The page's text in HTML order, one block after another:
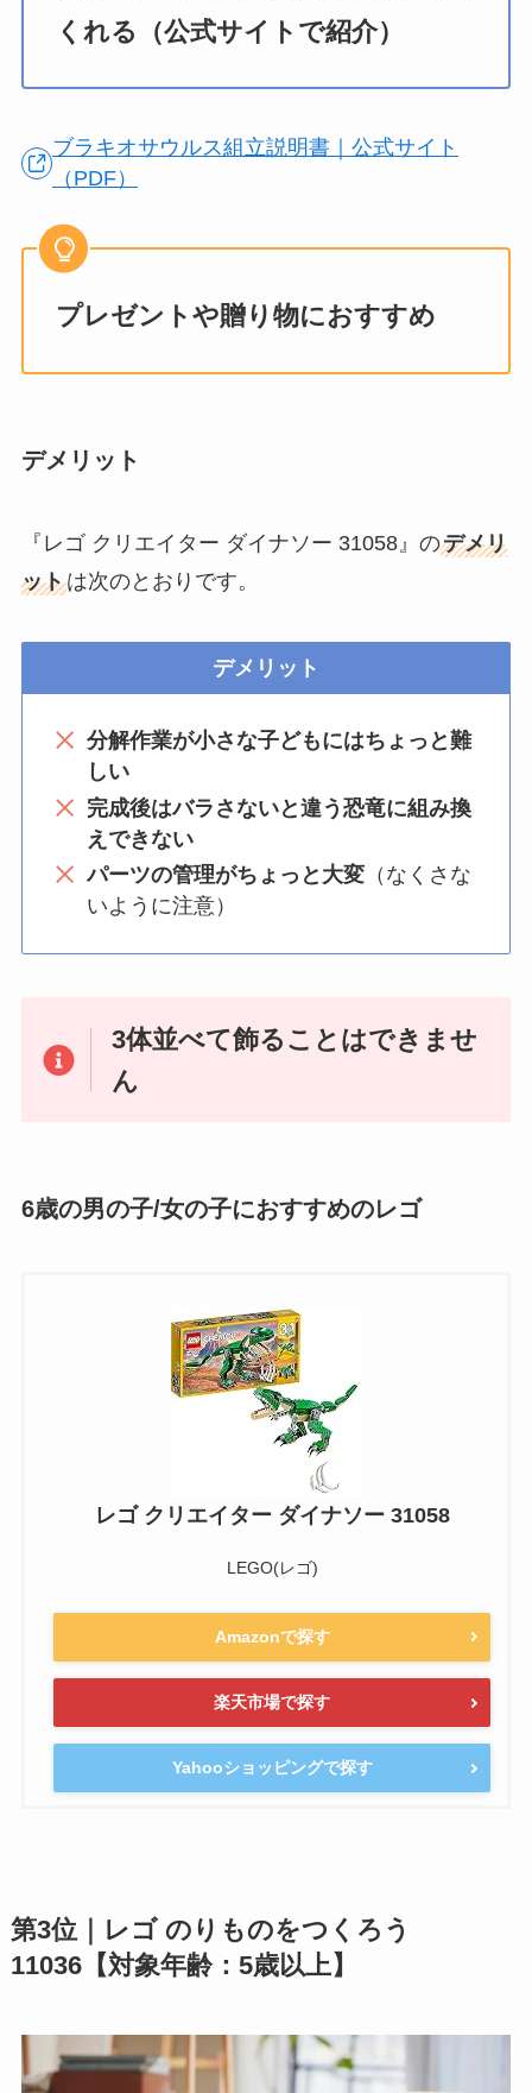
くれる（公式サイトで紹介）
ブラキオサウルス組立説明書｜公式サイト
（PDF）
プレゼントや贈り物におすすめ
デメリット
『レゴ クリエイター ダイナソー 31058』のデメリ
ットは次のとおりです。
デメリット
分解作業が小さな子どもにはちょっと難
しい
完成後はバラさないと違う恐竜に組み換
えできない
パーツの管理がちょっと大変（なくさな
いように注意）
3体並べて飾ることはできませ
ん
6歳の男の子/女の子におすすめのレゴ
レゴ クリエイター ダイナソー 31058
LEGO(レゴ)
Amazonで探す
楽天市場で探す
Yahooショッピングで探す
第3位｜レゴ のりものをつくろう
11036【対象年齢：5歳以上】